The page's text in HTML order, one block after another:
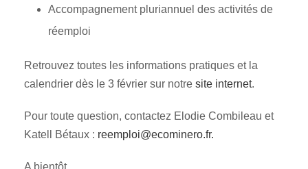
Accompagnement pluriannuel des activités de
réemploi
Retrouvez toutes les informations pratiques et la
calendrier dès le 3 février sur notre site internet.
Pour toute question, contactez Elodie Combileau et
Katell Bétaux : reemploi@ecominero.fr.
A bientôt